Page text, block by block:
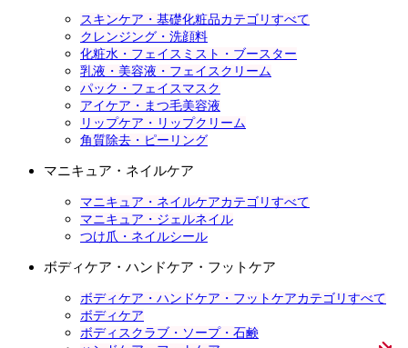
スキンケア・基礎化粧品カテゴリすべて
クレンジング・洗顔料
化粧水・フェイスミスト・ブースター
乳液・美容液・フェイスクリーム
パック・フェイスマスク
アイケア・まつ毛美容液
リップケア・リップクリーム
角質除去・ピーリング
マニキュア・ネイルケア
マニキュア・ネイルケアカテゴリすべて
マニキュア・ジェルネイル
つけ爪・ネイルシール
ボディケア・ハンドケア・フットケア
ボディケア・ハンドケア・フットケアカテゴリすべて
ボディケア
ボディスクラブ・ソープ・石鹸